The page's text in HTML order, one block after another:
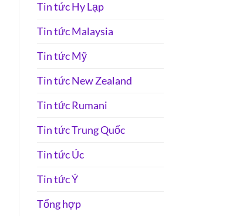
Tin tức Hy Lạp
Tin tức Malaysia
Tin tức Mỹ
Tin tức New Zealand
Tin tức Rumani
Tin tức Trung Quốc
Tin tức Úc
Tin tức Ý
Tổng hợp